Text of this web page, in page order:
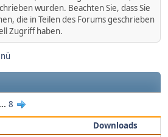
wurden. Beachten Sie, dass Sie
die in Teilen des Forums geschrieben
Zugriff haben.
... 8
Downloads